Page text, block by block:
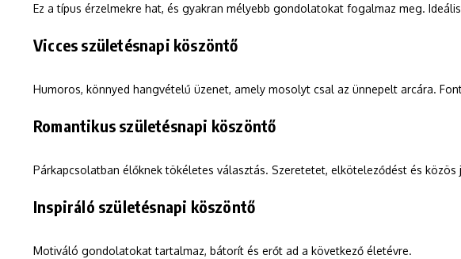
Ez a típus érzelmekre hat, és gyakran mélyebb gondolatokat fogalmaz meg.
Vicces születésnapi köszöntő
Humoros, könnyed hangvételű üzenet, amely mosolyt csal az ünnepelt arcára.
Romantikus születésnapi köszöntő
Párkapcsolatban élőknek tökéletes választás. Szeretetet, elköteleződést és közös
Inspiráló születésnapi köszöntő
Motiváló gondolatokat tartalmaz, bátorít és erőt ad a következő életévre.